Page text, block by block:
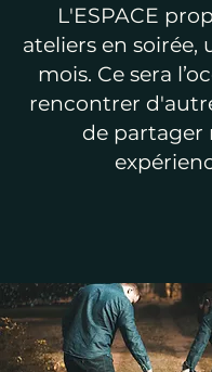
L'ESPACE
ateliers en soirée,
mois. Ce sera
rencontrer
de partager